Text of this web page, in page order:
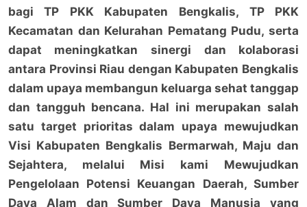
bagi TP PKK Kabupaten Bengkalis, TP PKK
Kecamatan dan Kelurahan Pematang Pudu, serta
dapat meningkatkan sinergi dan kolaborasi
antara Provinsi Riau dengan Kabupaten Bengkalis
dalam upaya membangun keluarga sehat tanggap
dan tangguh bencana. Hal ini merupakan salah
satu target prioritas dalam upaya mewujudkan
Visi Kabupaten Bengkalis Bermarwah, Maju dan
Sejahtera, melalui Misi kami Mewujudkan
Pengelolaan Potensi Keuangan Daerah, Sumber
Daya Alam dan Sumber Daya Manusia yang